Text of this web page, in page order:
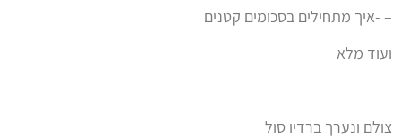
– -איך מתחילים בסכומים קטנים
ועוד מלא
צולם ונערך ברדיו סול